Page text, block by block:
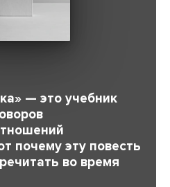
— это учебник
почему эту повесть
во время